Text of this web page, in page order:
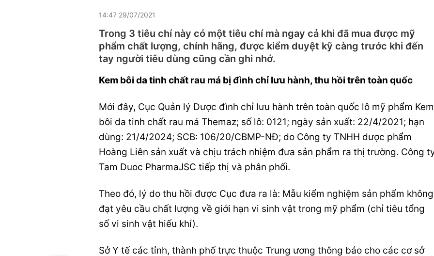
14:47 29/07/2021
Trong 3 tiêu chí này có một tiêu chí mà ngay cả khi đã mua được mỹ
phẩm chất lượng, chính hãng, được kiểm duyệt kỹ càng trước khi đến
tay người tiêu dùng cũng cần ghi nhớ.
Kem bôi da tinh chất rau má bị đình chỉ lưu hành, thu hồi trên toàn quốc
Mới đây, Cục Quản lý Dược đình chỉ lưu hành trên toàn quốc lô mỹ phẩm Kem
bôi da tinh chất rau má Themaz; số lô: 0121; ngày sản xuất: 22/4/2021; hạn
dùng: 21/4/2024; SCB: 106/20/CBMP-NĐ; do Công ty TNHH dược phẩm
Hoàng Liên sản xuất và chịu trách nhiệm đưa sản phẩm ra thị trường. Công
Tam Duoc PharmaJSC tiếp thị và phân phối.
Theo đó, lý do thu hồi được Cục đưa ra là: Mẫu kiểm nghiệm sản phẩm không
đạt yêu cầu chất lượng về giới hạn vi sinh vật trong mỹ phẩm (chỉ tiêu tổng
số vi sinh vật hiếu khí).
Sở Y tế các tỉnh, thành phố trực thuộc Trung ương thông báo cho các cơ sở